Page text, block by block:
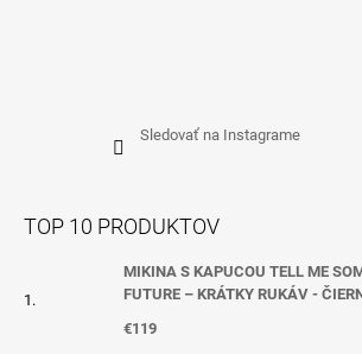
Sledovať na Instagrame
TOP 10 PRODUKTOV
MIKINA S KAPUCOU TELL ME
FUTURE – KRÁTKY RUKÁV -
€119